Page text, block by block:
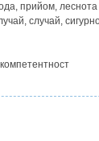
прийом, леснота
случай,